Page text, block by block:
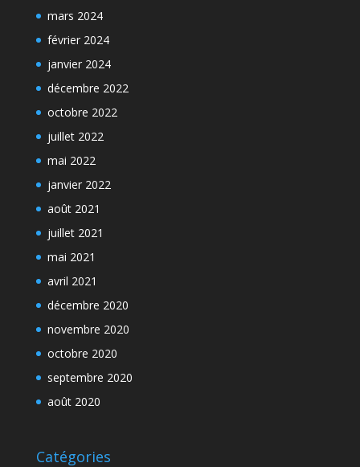
mars 2024
février 2024
janvier 2024
décembre 2022
octobre 2022
juillet 2022
mai 2022
janvier 2022
août 2021
juillet 2021
mai 2021
avril 2021
décembre 2020
novembre 2020
octobre 2020
septembre 2020
août 2020
Catégories